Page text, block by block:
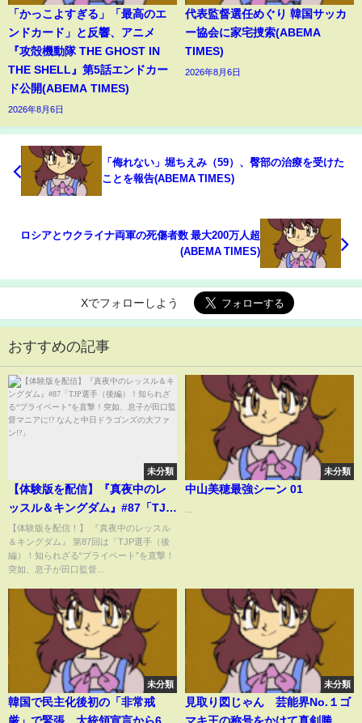
「かっこよすぎる」「最高のエ
ンドカード」と反響、アニメ
『攻殻機動隊 THE GHOST IN
THE SHELL』第5話エンドカー
ド公開(ABEMA TIMES)
2026年8月6日
代表監督選任めぐり 韓国サッカ
ー協会に家宅捜索(ABEMA
TIMES)
2026年8月6日
「侮れない」堀ちえみ（59）、臀部の治療を受けた
ことを報告(ABEMA TIMES)
ロシアとウクライナ両軍の死傷者数 最大200万人超
(ABEMA TIMES)
Xでフォローしよう
おすすめの記事
未分類
【体験版を配信】『真夜中のレ
ッスル＆キングダム』#87「TJP
選手（後編）！知られざる“プラ
イベート”を直撃！突如、息子が
田口監督マニアに!? なんと中日
【体験版を配信！】 『真夜中のレッスル
＆キングダム』 第87回は「TJP選手（後
編）！知られざる“プライベート”を直撃！
突如、息子が田口監督...
未分類
中山美穂最強シーン 01
未分類
韓国で民主化後初の「非常戒
厳」で緊張 大統領宣言から6時
未分類
見取り図じゃん 芸能界No.１ゴ
マキ王の称号をかけて真剣勝負